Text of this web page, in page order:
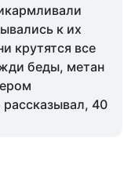
к их
крутятся все
беды, метан
40